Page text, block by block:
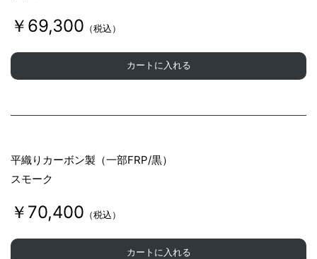
￥69,300 （税込）
カートに入れる
平織りカーボン製（一部FRP/黒）
スモーク
￥70,400 （税込）
カートに入れる